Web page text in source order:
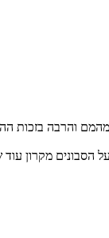
מהמם והרבה בזכות
מקרון עוד